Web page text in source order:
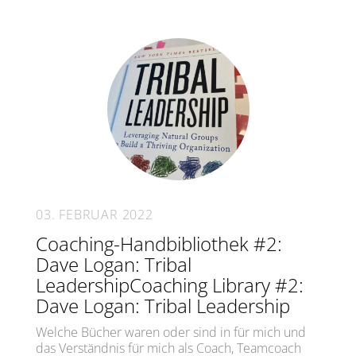
03. FEBRUAR 2022
Coaching-Handbibliothek #2:
Dave Logan: Tribal
LeadershipCoaching Library #2:
Dave Logan: Tribal Leadership
Welche Bücher waren oder sind in für mich und
das Verständnis für mich als Coach, Teamcoach